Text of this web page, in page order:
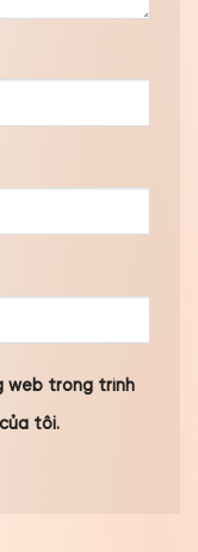
web trong trình
tôi.